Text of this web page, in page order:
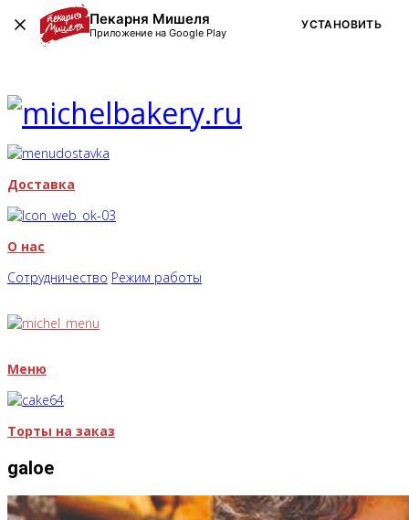
Доставка
О нас
Сотрудничество Режим работы
Меню
Торты на заказ
galoe
Пекарня Мишеля
Приложение на Google Play
УСТАНОВИТЬ